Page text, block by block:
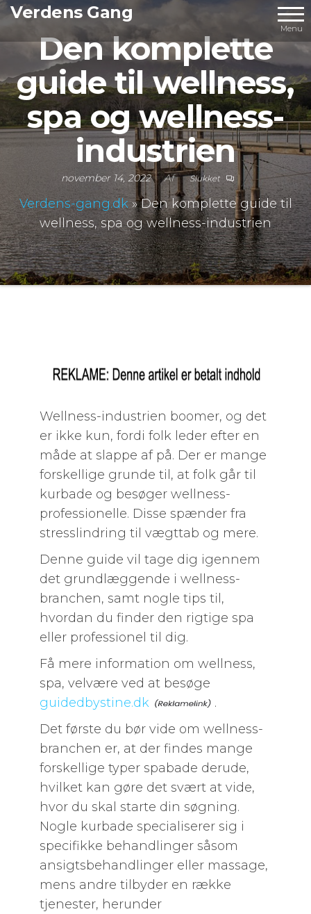
Videre
indhold
Verdens Gang
Menu
Den komplette
guide til wellness,
spa og wellness-
industrien
november 14, 2022 Af Slukket
Verdens-gang.dk»Den komplette guide til
wellness, spa og wellness-industrien
Wellness-industrien boomer, og det
er ikke kun, fordi folk leder efter en
måde at slappe af på. Der er mange
forskellige grunde til, at folk går til
kurbade og besøger wellness-
professionelle. Disse spænder fra
stresslindring til vægttab og mere.
Denne guide vil tage dig igennem
det grundlæggende i wellness-
branchen, samt nogle tips til,
hvordan du finder den rigtige spa
eller professionel til dig.
Få mere information om wellness,
spa, velvære ved at besøge
guidedbystine.dk
.
Det første du bør vide om wellness-
branchen er, at der findes mange
forskellige typer spabade derude,
hvilket kan gøre det svært at vide,
hvor du skal starte din søgning.
Nogle kurbade specialiserer sig i
specifikke behandlinger såsom
ansigtsbehandlinger eller massage,
mens andre tilbyder en række
tjenester, herunder